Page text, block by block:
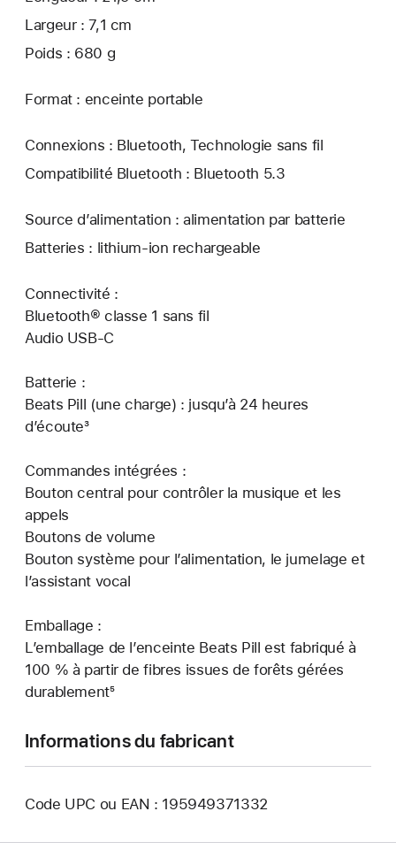
Largeur : 7,1 cm
Poids : 680 g
Format : enceinte portable
Connexions : Bluetooth, Technologie sans fil
Compatibilité Bluetooth : Bluetooth 5.3
Source d’alimentation : alimentation par batterie
Batteries : lithium-ion rechargeable
Connectivité :
Bluetooth® classe 1 sans fil
Audio USB-C
Batterie :
Beats Pill (une charge) : jusqu’à 24 heures
d’écoute³
Commandes intégrées :
Bouton central pour contrôler la musique et les
appels
Boutons de volume
Bouton système pour l’alimentation, le jumelage et
l’assistant vocal
Emballage :
L’emballage de l’enceinte Beats Pill est fabriqué à
100 % à partir de fibres issues de forêts gérées
durablement⁵
Informations du fabricant
Code UPC ou EAN : 195949371332